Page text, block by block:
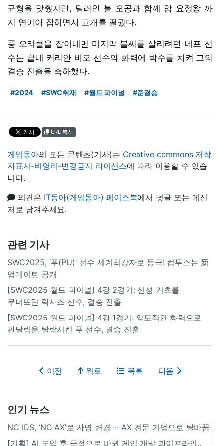
균형을 맞췄지만, 딜러인 불 오공과 함께 암 요정왕 까
지 연이어 잡히면서 고개를 떨궜다.
풍 오라클을 잡아내면 마지막 불씨를 살리려던 네프 선
수는 끝내 커리안 바오 선수의 화력에 박수를 치켜 그의
결승 진출을 축하했다.
#2024 #SWC취재 #월드 파이널 #준결승
URL 복사
게임동아의 모든 콘텐츠(기사)는 Creative commons 저작
자표시-비영리-변경금지 라이선스에 따라 이용할 수 있습
니다.
의견은 IT동아(게임동아) 페이스북에서 덧글 또는 메신
저로 남겨주세요.
관련 기사
SWC2025, ‘푸(PU)’ 선수 세계최강자로 등극! 컴투스는 新
업데이트 공개
[SWC2025 월드 파이널] 4강 2경기: 신성 거츠를
무너뜨린 락사즈 선수, 결승 진출
[SWC2025 월드 파이널] 4강 1경기: 압도적인 화력으로
판달릭을 탈락시킨 푸 선수, 결승 진출
이전 위로 목록 다음
인기 뉴스
NC IDS, ‘NC AX’로 사명 변경 ∙∙∙ AX 전문 기업으로 탈바꿈
[기획] AI 도입 후 극적으로 바뀐 게임 개발 파이프라인..